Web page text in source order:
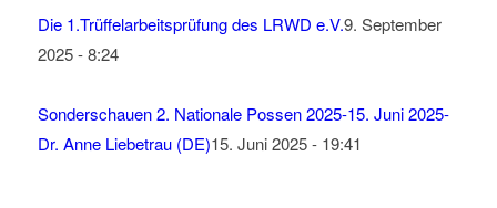
Die 1.Trüffelarbeitsprüfung des LRWD e.V.9. September
2025 - 8:24
Sonderschauen 2. Nationale Possen 2025-15. Juni 2025-
Dr. Anne Liebetrau (DE)15. Juni 2025 - 19:41